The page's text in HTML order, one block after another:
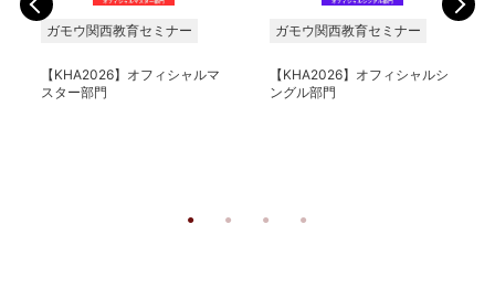
ガモウ関西教育セミナー
【KHA2026】オフィシャルマ
スター部門
ガモウ関西教育セミナー
【KHA2026】オフィシャルシ
ングル部門